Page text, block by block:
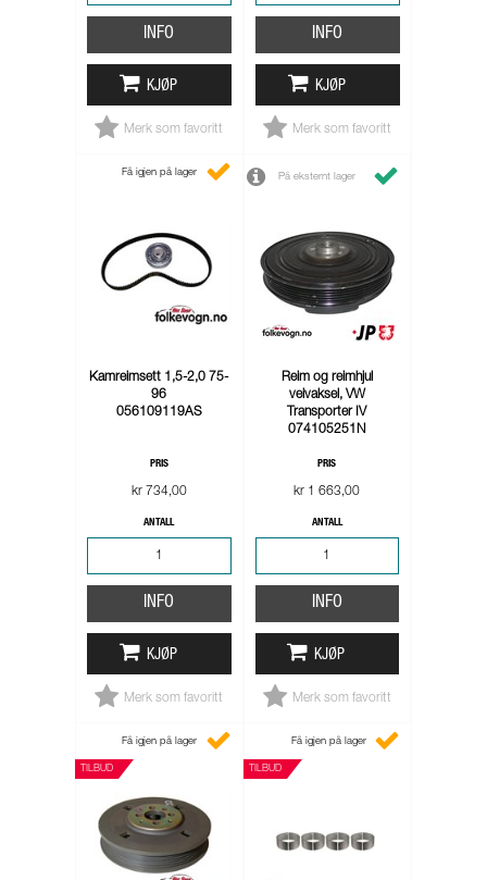
INFO
KJØP
Merk som favoritt
INFO
KJØP
Merk som favoritt
Få igjen på lager
Kamreimsett 1,5-2,0 75-
96
056109119AS
PRIS
kr 734,00
ANTALL
INFO
KJØP
Merk som favoritt
På eksternt lager
Reim og reimhjul
veivaksel, VW
Transporter IV
074105251N
PRIS
kr 1 663,00
ANTALL
INFO
KJØP
Merk som favoritt
TILBUD
Få igjen på lager
TILBUD
Få igjen på lager